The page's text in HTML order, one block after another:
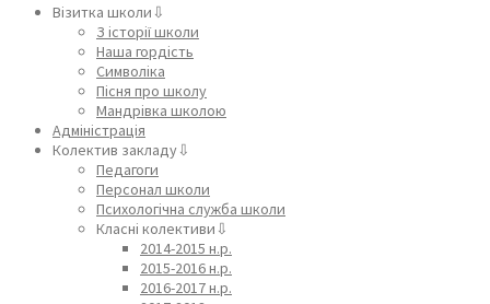
Візитка школи⇩
З історії школи
Наша гордість
Символіка
Пісня про школу
Мандрівка школою
Адміністрація
Колектив закладу⇩
Педагоги
Персонал школи
Психологічна служба школи
Класні колективи⇩
2014-2015 н.р.
2015-2016 н.р.
2016-2017 н.р.